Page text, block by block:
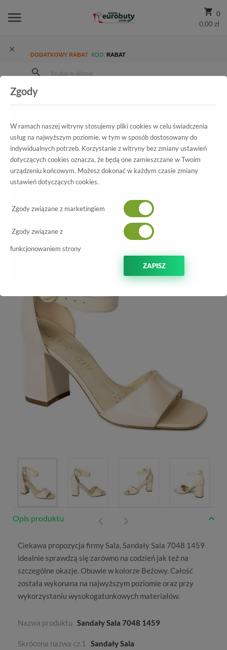
0
0,00 zł
DODATKOWY RABAT KOD: RABAT
Damskie
Sandały Sandały Sala 7048 1459
Wszystkie produkty
Sandały Sala
7048 1459
Opis produktu
Ciekawa propozycja firmySala, Sandały Sala 7048 1459
idealnie sprawdzą się zarówno na codzień jak też na
szczególne okazje. Obuwie w kolorze Beżowy. Całość
została wykonana na najwyższym poziomie oraz przy
wykorzystaniu wysokogatunkowych materiałów.
Nazwa produktu Sandały Sala 7048 1459
Skrócona nazwa cz.1 Sandały Sala
Zgody
W ramach naszej witryny stosujemy pliki cookies w celu świadczenia
usług na najwyższym poziomie, w tym w sposób dostosowany do
indywidualnych potrzeb. Korzystanie z witryny bez zmiany ustawień
dotyczących cookies oznacza, że będą one zamieszczane w Twoim
urządzeniu końcowym. Możesz dokonać w każdym czasie zmiany
ustawień dotyczących cookies.
Zgody związane z marketingiem
Zgody związane z
funkcjonowaniem strony
ZAPISZ